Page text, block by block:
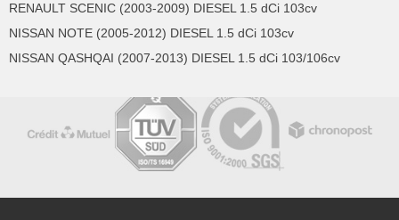
RENAULT SCENIC (2003-2009) DIESEL 1.5 dCi 103cv
NISSAN NOTE (2005-2012) DIESEL 1.5 dCi 103cv
NISSAN QASHQAI (2007-2013) DIESEL 1.5 dCi 103/106cv